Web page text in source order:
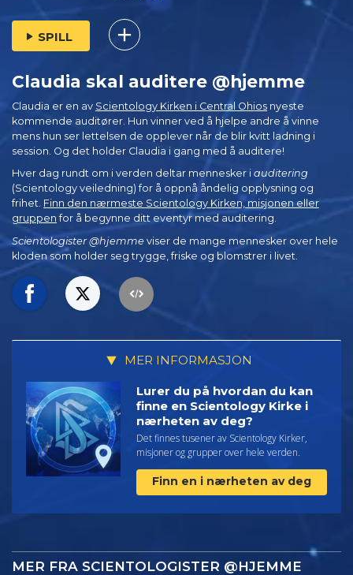
SPILL
Claudia skal auditere @hjemme
Claudia er en av Scientology Kirken i Central Ohios nyeste
kommende auditører. Hun vinner ved å hjelpe andre å vinne
mens hun ser lettelsen de opplever når de blir kvitt ladning i
session. Og det holder Claudia i gang med å auditere!
Hver dag rundt om i verden deltar mennesker i auditering
(Scientology veiledning) for å oppnå åndelig opplysning og
frihet. Finn den nærmeste Scientology Kirken, misjonen eller
gruppen for å begynne ditt eventyr med auditering.
Scientologister @hjemme viser de mange mennesker over hele
kloden som holder seg trygge, friske og blomstrer i livet.
MER INFORMASJON
Lurer du på hvordan du kan
finne en Scientology Kirke i
nærheten av deg?
Det finnes tusener av Scientology Kirker,
misjoner og grupper over hele verden.
Finn en i nærheten av deg
MER FRA SCIENTOLOGISTER @HJEMME